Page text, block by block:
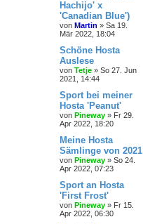
Hachijo' x
'Canadian Blue')
von Martin » Sa 19.
Mär 2022, 18:04
Schöne Hosta
Auslese
von Tetje » So 27. Jun
2021, 14:44
Sport bei meiner
Hosta 'Peanut'
von Pineway » Fr 29.
Apr 2022, 18:20
Meine Hosta
Sämlinge von 2021
von Pineway » So 24.
Apr 2022, 07:23
Sport an Hosta
'First Frost'
von Pineway » Fr 15.
Apr 2022, 06:30